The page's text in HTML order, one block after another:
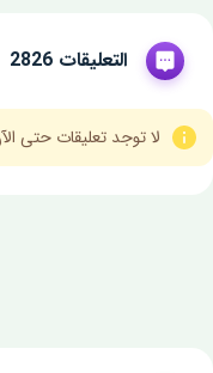
التعليقات 2826
لا توجد تعليقات حتى